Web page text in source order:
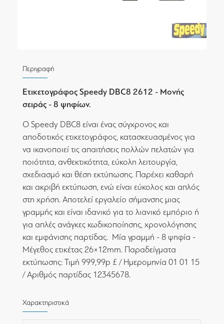
Περιγραφή
Ετικετογράφος Speedy DBC8 2612 - Μονής
σειράς - 8 ψηφίων.
Ο Speedy DBC8 είναι ένας σύγχρονος και
αποδοτικός ετικετογράφος, κατασκευασμένος για
να ικανοποιεί τις απαιτήσεις πολλών πελατών για
ποιότητα, ανθεκτικότητα, εύκολη λειτουργία,
σχεδιασμό και θέση εκτύπωσης. Παρέχει καθαρή
και ακριβή εκτύπωση, ενώ είναι εύκολος και απλός
στη χρήση. Αποτελεί εργαλείο σήμανσης μιας
γραμμής και είναι ιδανικό για το λιανικό εμπόριο ή
για απλές ανάγκες κωδικοποίησης, χρονολόγησης
και εμφάνισης παρτίδας. Μία γραμμή - 8 ψηφία -
Μέγεθος ετικέτας 26×12mm. Παραδείγματα
εκτύπωσης: Τιμή 999,99p £ / Ημερομηνία 01 01 15
/ Αριθμός παρτίδας 12345678.
Χαρακτηριστικά